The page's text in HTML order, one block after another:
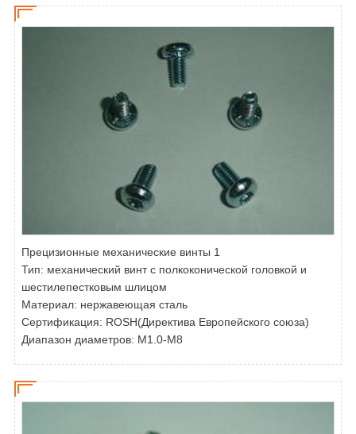
Прецизионные механические винты 1
Тип: механический винт с полкоконической головкой и
шестилепестковым шлицом
Материал: нержавеющая сталь
Сертификация: ROSH(Директива Европейского союза)
Диапазон диаметров: M1.0-M8